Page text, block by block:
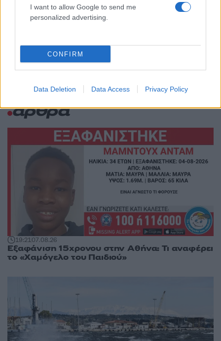
I want to allow Google to send me
personalized advertising.
CONFIRM
Data Deletion Data Access Privacy Policy
Το πολωμένο μελτέμι που τροφοδότησε
τις φωτιές σε Αττική και Βοιωτία: «Από τα
Ελλάδα: Περισσότερα
άρθρα
19:2107.08.26
Εξαφάνιση 15χρονου στην Αθήνα: Τι αναφέρει
το «Χαμόγελο του Παιδιού»